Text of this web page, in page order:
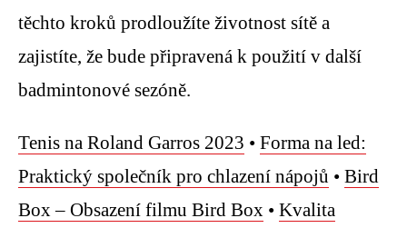
těchto kroků prodloužíte životnost sítě a
zajistíte, že bude připravená k použití v další
badmintonové sezóně.
Tenis na Roland Garros 2023 • Forma na led:
Praktický společník pro chlazení nápojů • Bird
Box – Obsazení filmu Bird Box • Kvalita